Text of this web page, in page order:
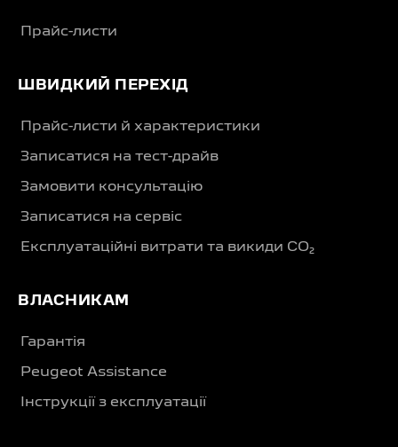
Прайс-листи
ШВИДКИЙ ПЕРЕХІД
Прайс-листи й характеристики
Записатися на тест-драйв
Замовити консультацію
Записатися на сервіс
Експлуатаційні витрати та викиди CO₂
ВЛАСНИКАМ
Гарантія
Peugeot Assistance
Інструкції з експлуатації